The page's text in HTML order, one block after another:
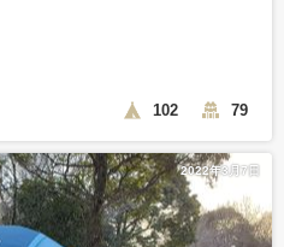
102 79
2022年3月7日